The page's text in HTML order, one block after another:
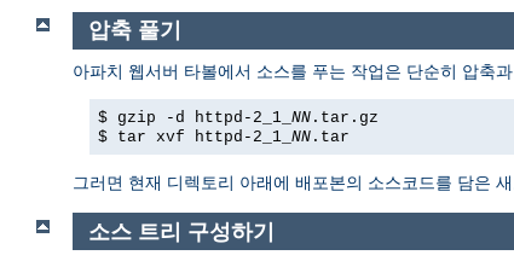
압축 풀기
아파치 웹서버 타볼에서 소스를 푸는 작업은 단순히 압축
$ gzip -d httpd-2_1_ NN .tar.gz
$ tar xvf httpd-2_1_ NN .tar
그러면 현재 디렉토리 아래에 배포본의 소스코드를 담은
소스 트리 구성하기